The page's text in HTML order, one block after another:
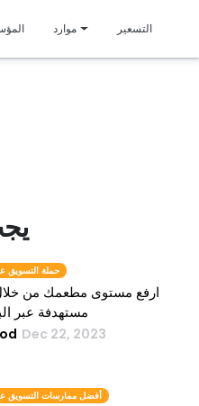
موارد التسعير
حملة التسويق
ارفع مستوى مطعمك من
مستهدفة عبر
Dec 22, 2023
أفضل ممارسات التسويق